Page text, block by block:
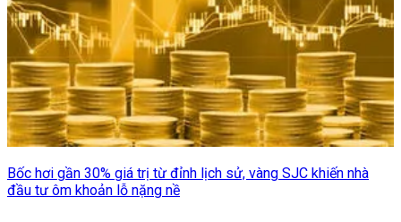
Bốc hơi gần 30% giá trị từ đỉnh lịch sử, vàng SJC khiến nhà
đầu tư ôm khoản lỗ nặng nề